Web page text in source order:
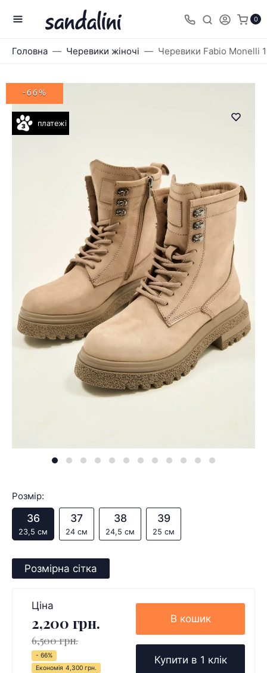
0
Головна Черевики жіночі Черевики Fabio Monelli
платежі
-66%
Розмір:
36
23,5 см
37
24 см
38
24,5 см
39
25 см
Розмірна сітка
Ціна
2,200 грн.
6,500 грн.
- 66%
Економія 4,300 грн.
В кошик
Купити в 1 клік